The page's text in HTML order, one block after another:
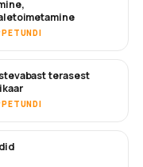
terasest